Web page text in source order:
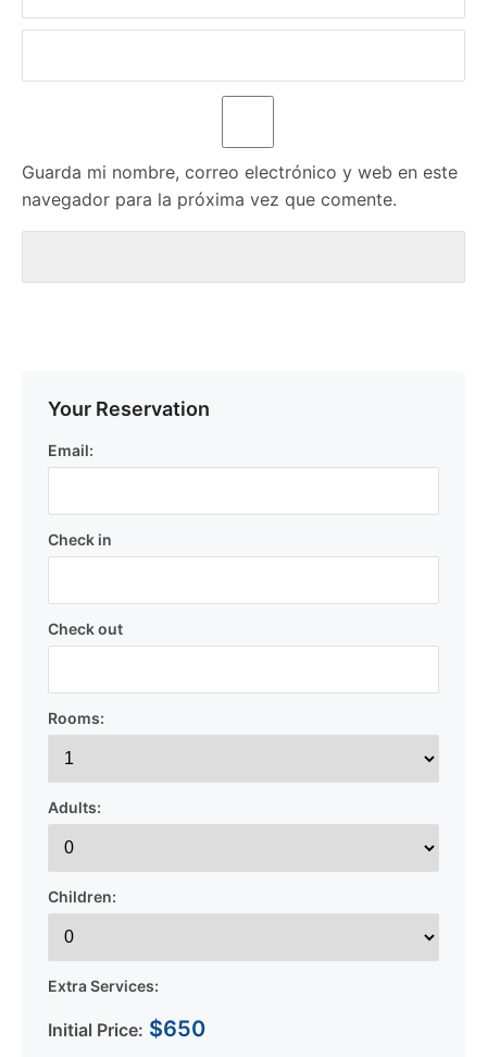
Guarda mi nombre, correo electrónico y web en este
navegador para la próxima vez que comente.
Your Reservation
Email:
Check in
Check out
Rooms:
Adults:
Children:
Extra Services:
Initial Price: $650